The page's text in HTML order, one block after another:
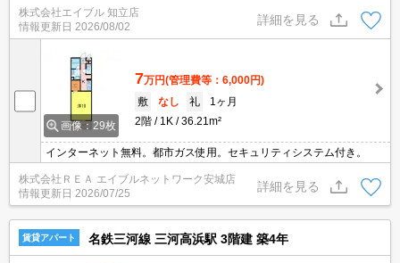
回35,000円、月額総支払額の1％+800円/月)。
株式会社エイブル 知立店
情報更新日 2026/08/02
詳細を見る
画像：29枚
7万円(管理費等：6,000円)
敷
なし 礼
1ヶ月
2階
1K 36.21m²
インターネット無料。都市ガス使用。セキュリティシステム付き。
株式会社ＲＥＡ エイブルネットワーク安城店
情報更新日 2026/07/25
詳細を見る
賃貸アパート 名鉄三河線 三河高浜駅 3階建 築4年